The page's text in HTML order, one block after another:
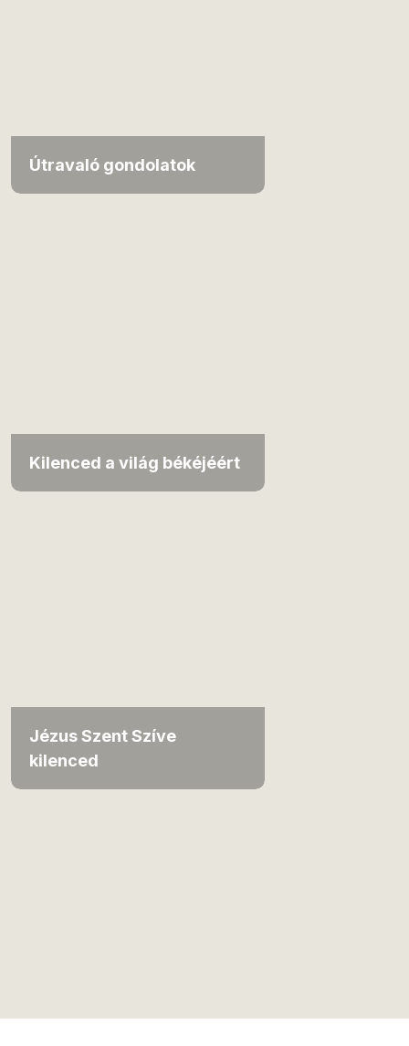
Útravaló gondolatok
Kilenced a világ békéjéért
Jézus Szent Szíve
kilenced